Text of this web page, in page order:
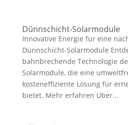
Dünnschicht-Solarmodule
Innovative Energie für eine
Dünnschicht-Solarmodule
bahnbrechende Technologie
Solarmodule, die eine
kosteneffiziente Lösung für
bietet. Mehr erfahren Über...